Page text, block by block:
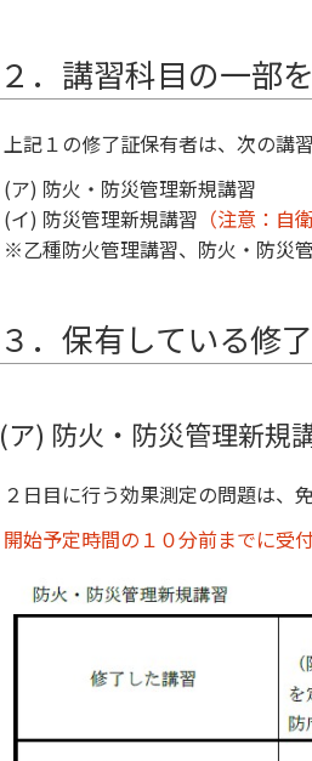
２．講習科目の一部
上記１の修了証保有者は、次の講
(ア) 防火・防災管理新規講習
(イ) 防災管理新規講習 （注意：自
※乙種防火管理講習、防火・防災
３．保有している修
(ア) 防火・防災管理新規
２日目に行う効果測定の問題は、
開始予定時間の１０分前までに受